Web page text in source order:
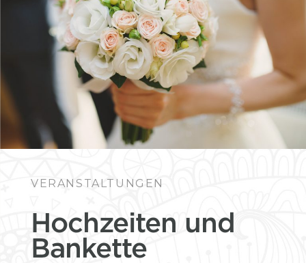
VERANSTALTUNGEN
Hochzeiten und
Bankette